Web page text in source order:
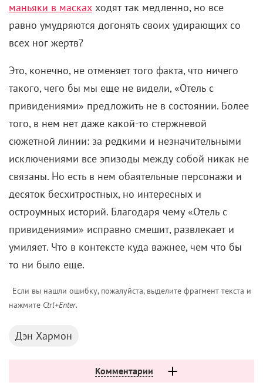
маньяки в масках ходят так медленно, но все
равно умудряются догонять своих удирающих со
всех ног жертв?
Это, конечно, не отменяет того факта, что ничего
такого, чего бы мы еще не видели, «Отель с
привидениями» предложить не в состоянии. Более
того, в нем нет даже какой-то стержневой
сюжетной линии: за редкими и незначительными
исключениями все эпизоды между собой никак не
связаны. Но есть в нем обаятельные персонажи и
десяток бесхитростных, но интересных и
остроумных историй. Благодаря чему «Отель с
привидениями» исправно смешит, развлекает и
умиляет. Что в контексте куда важнее, чем что бы
то ни было еще.
Если вы нашли ошибку, пожалуйста, выделите фрагмент текста и
нажмите Ctrl+Enter.
Дэн Хармон
Комментарии